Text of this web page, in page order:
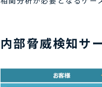
内部脅威検知サ